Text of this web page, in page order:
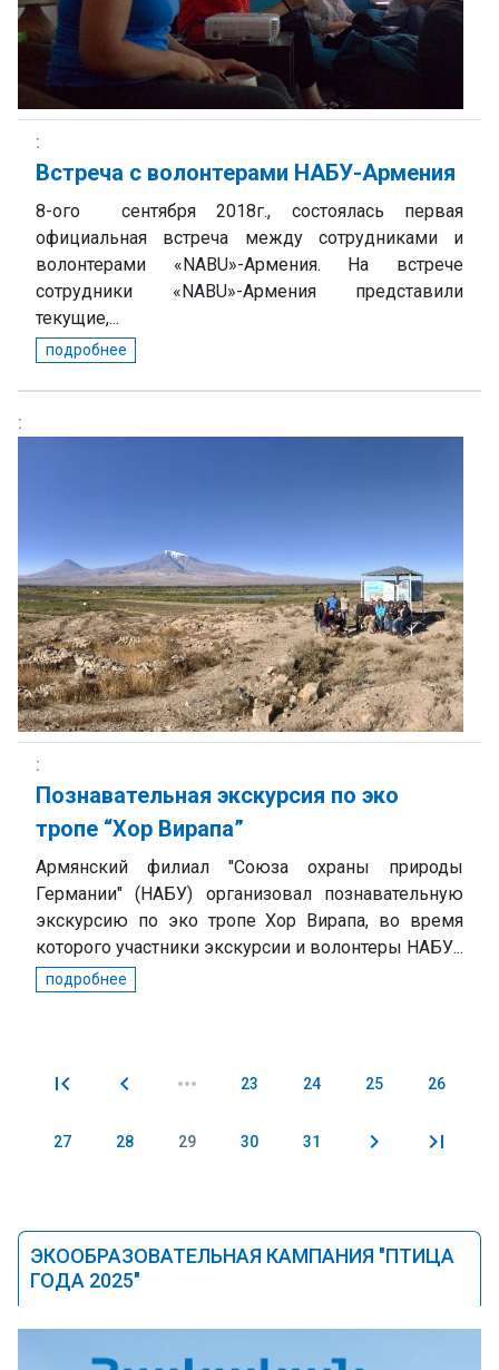
Встреча с волонтерами НАБУ-Армения
8-ого сентября 2018г., состоялась первая
официальная встреча между сотрудниками и
волонтерами «NABU»-Армения. На встрече
сотрудники «NABU»-Армения представили
текущие,...
подробнее
Познавательная экскурсия по эко
тропе “Хор Вирапа”
Армянский филиал "Союза охраны природы
Германии" (НАБУ) организовал познавательную
экскурсию по эко тропе Хор Вирапа, во время
которого участники экскурсии и волонтеры НАБУ...
подробнее
Pages 23 24 25 26
27 28 29 30 31
ЭКООБРАЗОВАТЕЛЬНАЯ КАМПАНИЯ "ПТИЦА
ГОДА 2025"